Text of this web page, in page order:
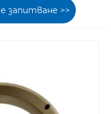
запитване >>